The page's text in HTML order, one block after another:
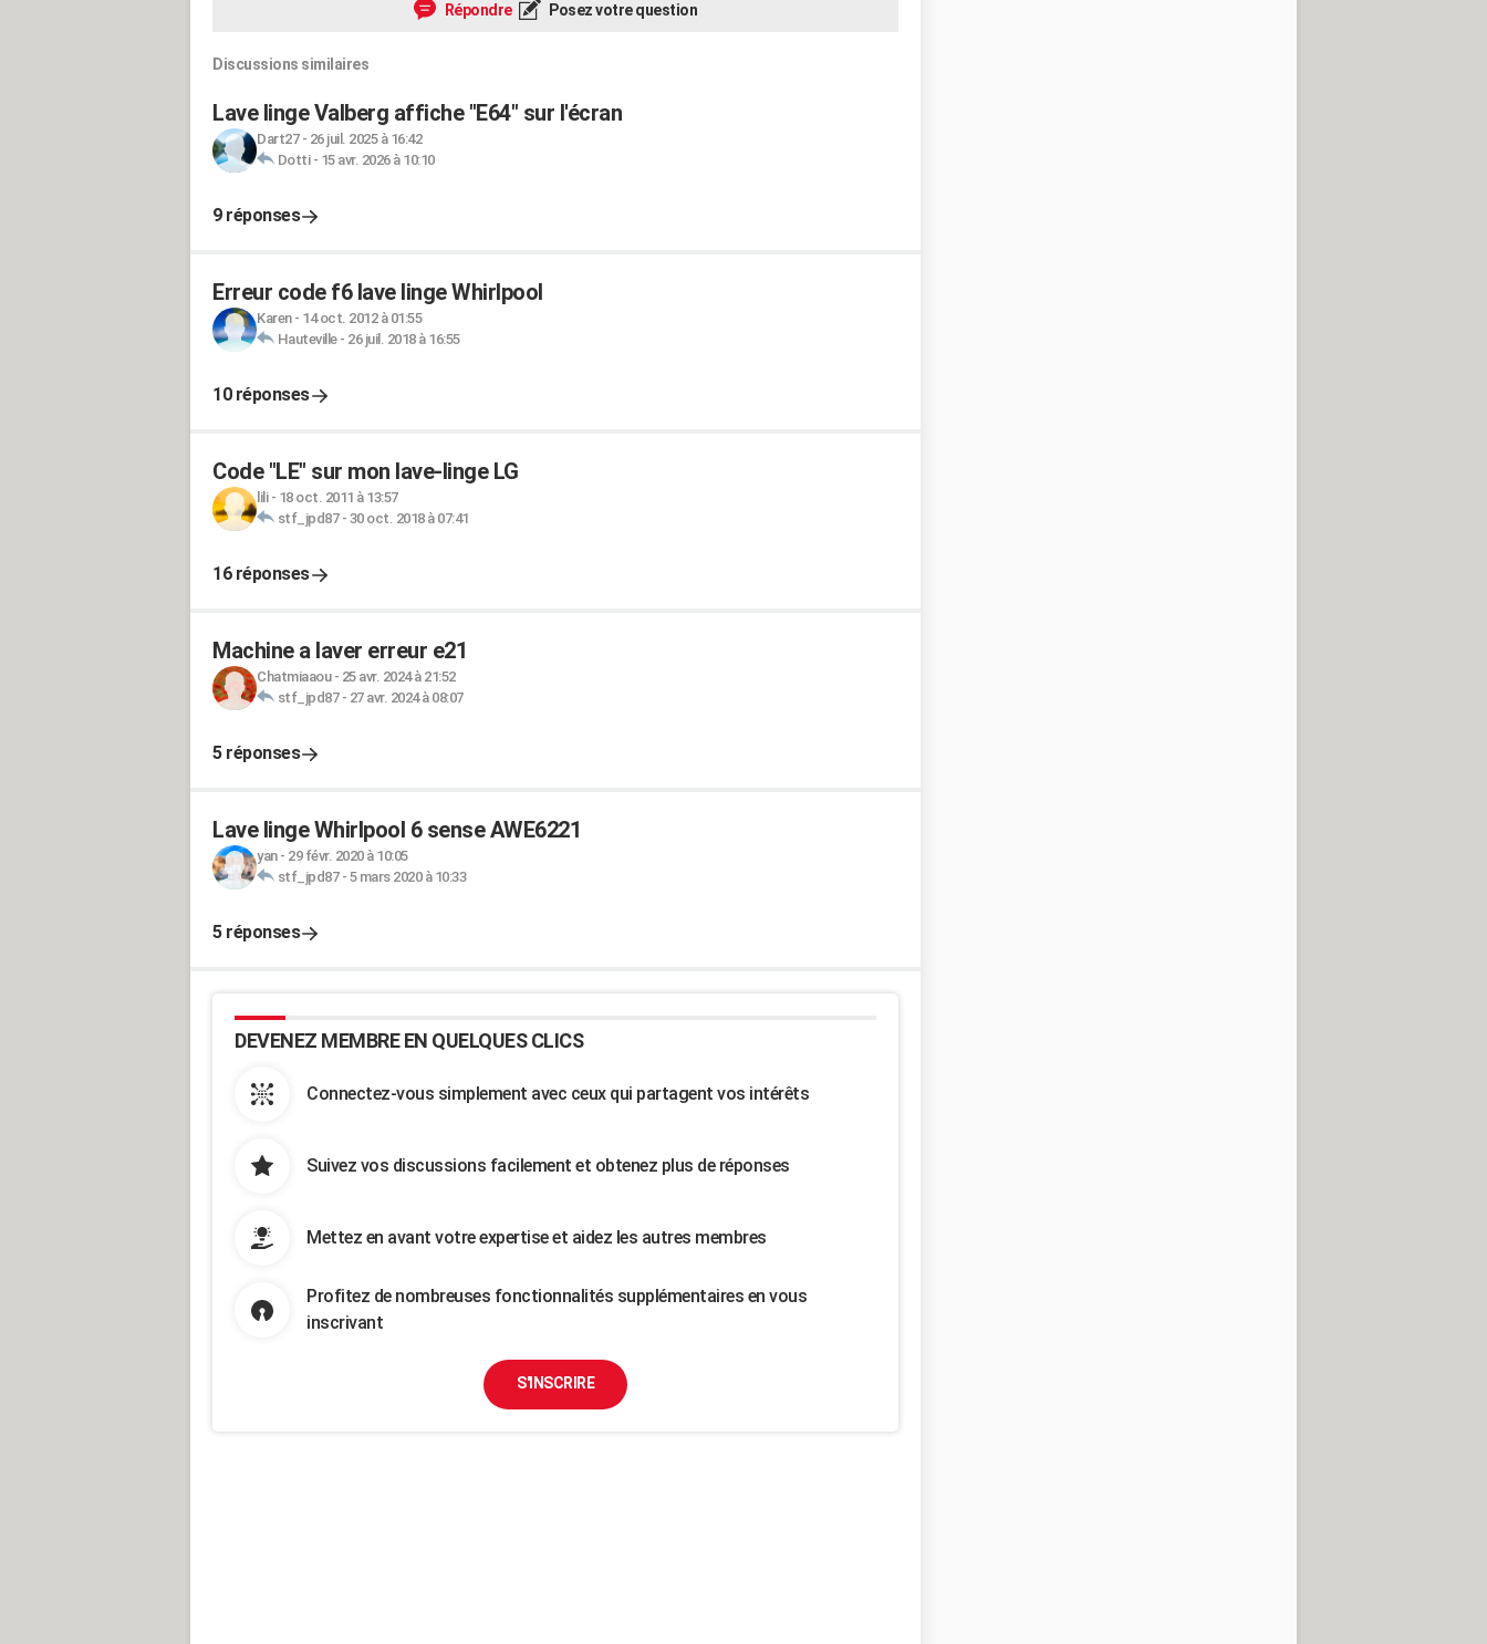
Répondre Posez votre question
Discussions similaires
Lave linge Valberg affiche "E64" sur l'écran
Dart27- 26 juil. 2025 à 16:42
Dotti- 15 avr. 2026 à 10:10
9 réponses
Erreur code f6 lave linge Whirlpool
Karen- 14 oct. 2012 à 01:55
Hauteville- 26 juil. 2018 à 16:55
10 réponses
Code "LE" sur mon lave-linge LG
lili- 18 oct. 2011 à 13:57
stf_jpd87- 30 oct. 2018 à 07:41
16 réponses
Machine a laver erreur e21
Chatmiaaou- 25 avr. 2024 à 21:52
stf_jpd87- 27 avr. 2024 à 08:07
5 réponses
Lave linge Whirlpool 6 sense AWE6221
yan- 29 févr. 2020 à 10:05
stf_jpd87- 5 mars 2020 à 10:33
5 réponses
DEVENEZ MEMBRE EN QUELQUES CLICS
Connectez-vous simplement avec ceux qui partagent vos intérêts
Suivez vos discussions facilement et obtenez plus de réponses
Mettez en avant votre expertise et aidez les autres membres
Profitez de nombreuses fonctionnalités supplémentaires en vous
inscrivant
S'INSCRIRE